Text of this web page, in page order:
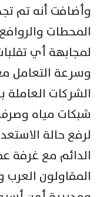
وأضافت أنه تم
المحطات
لمجابهة أي
وسرعة التعامل
الشركات العاملة
شبكات مياه
لرفع حالة
الدائم مع غرفة
المقاولون العرب